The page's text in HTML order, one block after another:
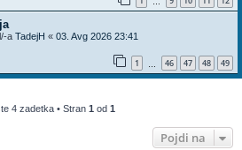
a TadejH « 03. Avg 2026 23:41
1 46 47 48 49
4 zadetka • Stran 1 od 1
Pojdi na